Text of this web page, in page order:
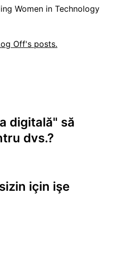
Women in Technology
Off's posts.
digitală" să
dvs.?
için işe